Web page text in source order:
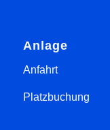
Anlage
Anfahrt
Platzbuchung